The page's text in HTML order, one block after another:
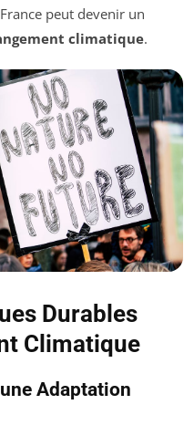
peut devenir un
climatique.
Durables
Climatique
Adaptation